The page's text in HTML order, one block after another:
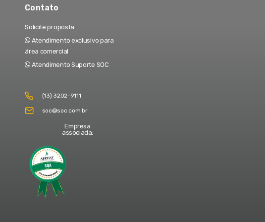
Contato
Solicite proposta
Atendimento exclusivo para
área comercial
Atendimento Suporte SOC
(13) 3202-9111
soc@soc.com.br
Empresa
associada: